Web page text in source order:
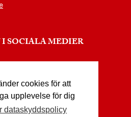
cookies för att
upplevelse för dig
dataskyddspolicy
SOCIALA MEDIER